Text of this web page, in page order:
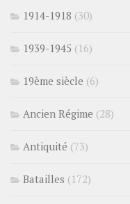
1914-1918 (30)
1939-1945 (16)
19ème siècle (6)
Ancien Régime (28)
Antiquité (73)
Batailles (172)